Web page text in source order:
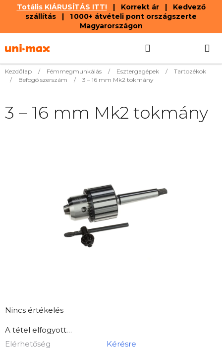
Totális KIÁRUSÍTÁS ITT!| Korrekt ár | Kedvező
szállítás | 1 000+ átvételi pont országszerte
Magyarországon
tartalomhoz
KOSÁR
Kezdőlap / Fémmegmunkálás / Esztergagépek /
Tartozékok
/
Befogó szerszám / 3 – 16 mm Mk2 tokmány
A
átlagos
értékelése
Nincs értékelés
A tétel elfogyott…
Elérhetőség
Kérésre
3 – 16 mm Mk2 tokmány